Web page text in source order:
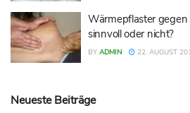
Wärmepflaster
sinnvoll oder nicht?
BY ADMIN 22. AUGUST
Neueste Beiträge